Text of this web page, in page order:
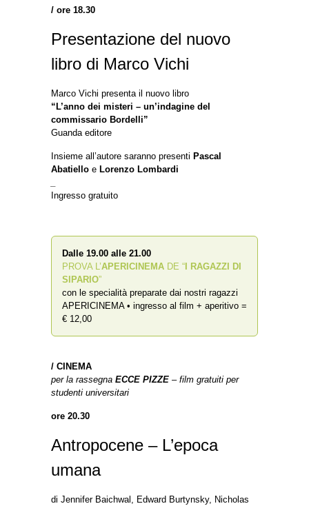
/ ore 18.30
Presentazione del nuovo
libro di Marco Vichi
Marco Vichi presenta il nuovo libro
“L’anno dei misteri – un’indagine del
commissario Bordelli”
Guanda editore
Insieme all’autore saranno presenti Pascal
Abatiello e Lorenzo Lombardi
Ingresso gratuito
Dalle 19.00 alle 21.00
PROVA L’APERICINEMA DE “ I RAGAZZI DI
SIPARIO”
con le specialità preparate dai nostri ragazzi
APERICINEMA • ingresso al film + aperitivo =
€ 12,00
/ CINEMA
per la rassegna ECCE PIZZE – film gratuiti per
studenti universitari
ore 20.30
Antropocene – L’epoca
umana
di Jennifer Baichwal, Edward Burtynsky, Nicholas